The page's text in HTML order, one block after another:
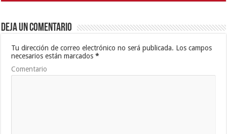
Deja un comentario
Tu dirección de correo electrónico no será publicada. Los campos
necesarios están marcados*
Comentario